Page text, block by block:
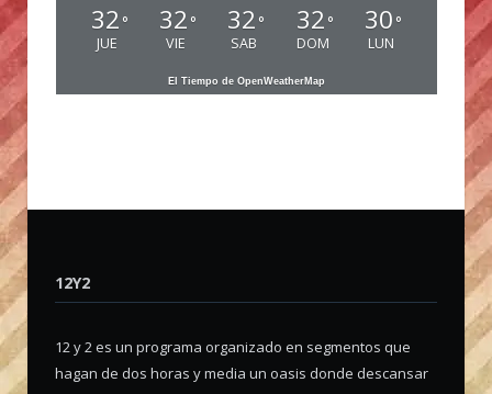
32 °
JUE
32 °
VIE
32 °
SAB
32 °
DOM
30 °
LUN
El Tiempo de OpenWeatherMap
12Y2
12 y 2 es un programa organizado en segmentos que
hagan de dos horas y media un oasis donde descansar